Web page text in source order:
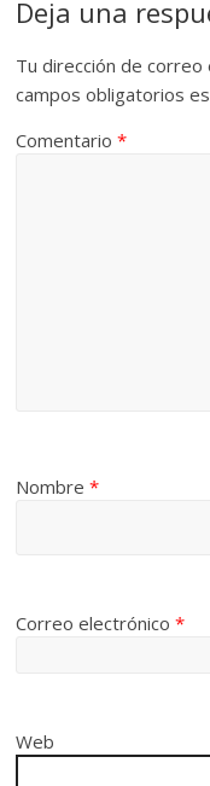
Deja una
Tu dirección de correo
campos obligatorios
Comentario*
Nombre*
Correo electrónico*
Web